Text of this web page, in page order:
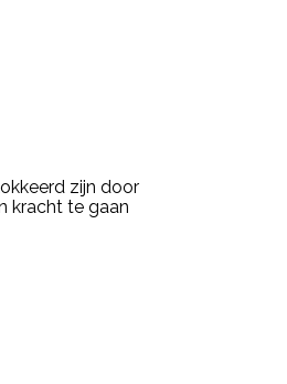
zijn door
kracht te gaan